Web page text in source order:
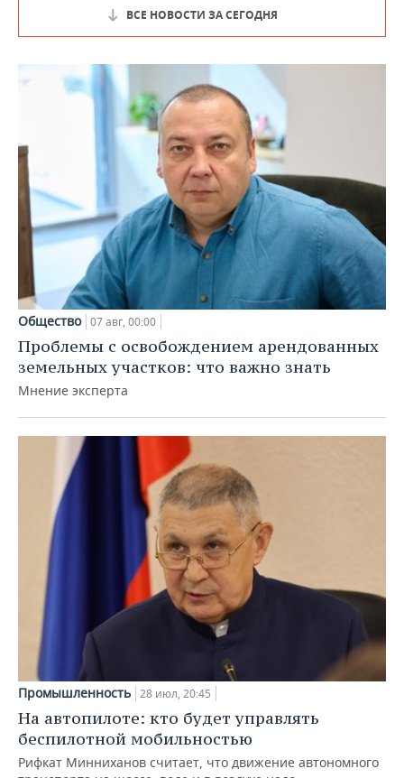
ВСЕ НОВОСТИ ЗА СЕГОДНЯ
Общество 07 авг, 00:00
Проблемы с освобождением арендованных
земельных участков: что важно знать
Мнение эксперта
Промышленность 28 июл, 20:45
На автопилоте: кто будет управлять
беспилотной мобильностью
Рифкат Минниханов считает, что движение автономного